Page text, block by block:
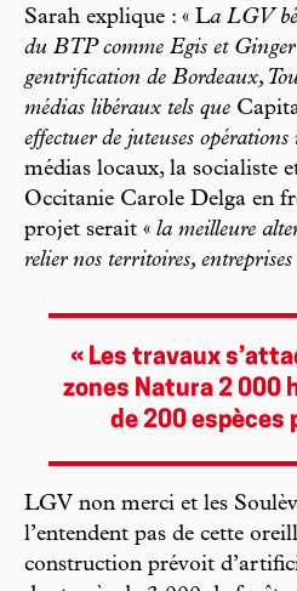
Sarah explique : « La LGV
du BTP comme Egis et
gentrification de Bordeaux,
médias libéraux tels que
effectuer de juteuses
médias locaux, la socialiste
Occitanie Carole Delga en
projet serait « la meilleure
relier nos territoires,
« Les travaux
zones Natura 2 000
de 200 espèces
LGV non merci et les
l’entendent pas de cette
construction prévoit